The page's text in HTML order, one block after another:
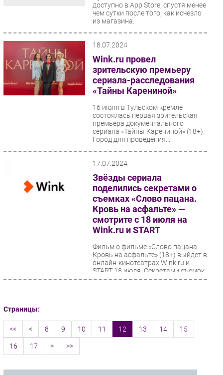
доступно в App Store, спустя менее
чем сутки после того, как исчезло
из магазина.
18.07.2024
Wink.ru провел
зрительскую премьеру
сериала-расследования
«Тайны Карениной»
16 июля в Тульском кремле
состоялась первая зрительская
премьера документального
сериала «Тайны Карениной» (18+).
Город для проведения...
17.07.2024
Звёзды сериала
поделились секретами о
съемках «Слово пацана.
Кровь на асфальте» —
смотрите с 18 июля на
Wink.ru и START
Фильм о фильме «Слово пацана.
Кровь на асфальте» (18+) выйдет в
онлайн-кинотеатрах Wink.ru и
START 18 июля. Секретами съемок
ставшего...
Страницы:
<< < 8 9 10 11 12 13 14 15
16 17 > >>